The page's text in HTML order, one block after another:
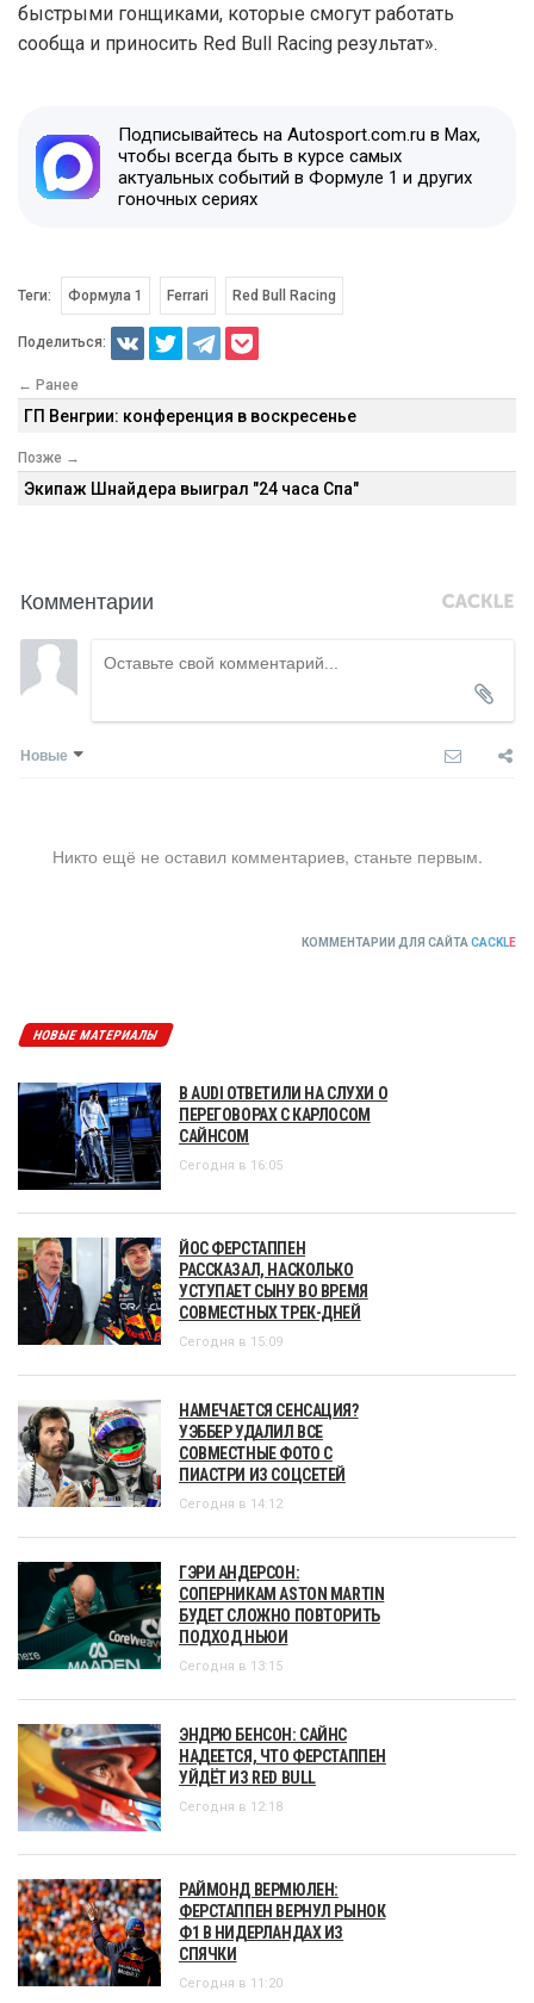
быстрыми гонщиками, которые смогут работать
сообща и приносить Red Bull Racing результат».
Подписывайтесь на Autosport.com.ru в Max,
чтобы всегда быть в курсе самых
актуальных событий в Формуле 1 и других
гоночных сериях
Теги: Формула 1 Ferrari Red Bull Racing
Поделиться:
← Ранее
ГП Венгрии: конференция в воскресенье
Позже →
Экипаж Шнайдера выиграл "24 часа Спа"
Комментарии
Новые
Никто ещё не оставил комментариев, станьте первым.
КОММЕНТАРИИ ДЛЯ САЙТА CACKLE
НОВЫЕ МАТЕРИАЛЫ
В AUDI ОТВЕТИЛИ НА СЛУХИ О
ПЕРЕГОВОРАХ С КАРЛОСОМ
САЙНСОМ
Сегодня в 16:05
ЙОС ФЕРСТАППЕН
РАССКАЗАЛ, НАСКОЛЬКО
УСТУПАЕТ СЫНУ ВО ВРЕМЯ
СОВМЕСТНЫХ ТРЕК-ДНЕЙ
Сегодня в 15:09
НАМЕЧАЕТСЯ СЕНСАЦИЯ?
УЭББЕР УДАЛИЛ ВСЕ
СОВМЕСТНЫЕ ФОТО С
ПИАСТРИ ИЗ СОЦСЕТЕЙ
Сегодня в 14:12
ГЭРИ АНДЕРСОН:
СОПЕРНИКАМ ASTON MARTIN
БУДЕТ СЛОЖНО ПОВТОРИТЬ
ПОДХОД НЬЮИ
Сегодня в 13:15
ЭНДРЮ БЕНСОН: САЙНС
НАДЕЕТСЯ, ЧТО ФЕРСТАППЕН
УЙДЁТ ИЗ RED BULL
Сегодня в 12:18
РАЙМОНД ВЕРМЮЛЕН:
ФЕРСТАППЕН ВЕРНУЛ РЫНОК
Ф1 В НИДЕРЛАНДАХ ИЗ
СПЯЧКИ
Сегодня в 11:20